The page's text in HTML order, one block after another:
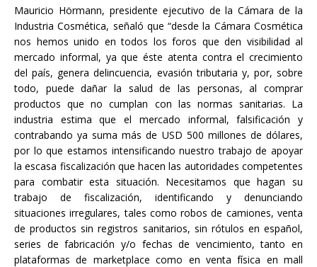
Mauricio Hörmann, presidente ejecutivo de la Cámara de la
Industria Cosmética, señaló que “desde la Cámara Cosmética
nos hemos unido en todos los foros que den visibilidad al
mercado informal, ya que éste atenta contra el crecimiento
del país, genera delincuencia, evasión tributaria y, por, sobre
todo, puede dañar la salud de las personas, al comprar
productos que no cumplan con las normas sanitarias. La
industria estima que el mercado informal, falsificación y
contrabando ya suma más de USD 500 millones de dólares,
por lo que estamos intensificando nuestro trabajo de apoyar
la escasa fiscalización que hacen las autoridades competentes
para combatir esta situación. Necesitamos que hagan su
trabajo de fiscalización, identificando y denunciando
situaciones irregulares, tales como robos de camiones, venta
de productos sin registros sanitarios, sin rótulos en español,
series de fabricación y/o fechas de vencimiento, tanto en
plataformas de marketplace como en venta física en mall